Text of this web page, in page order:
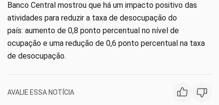
Banco Central mostrou que há um impacto positivo das
atividades para reduzir a taxa de desocupação do
país: aumento de 0,8 ponto percentual no nível de
ocupação e uma redução de 0,6 ponto percentual na taxa
de desocupação.
AVALIE ESSA NOTÍCIA